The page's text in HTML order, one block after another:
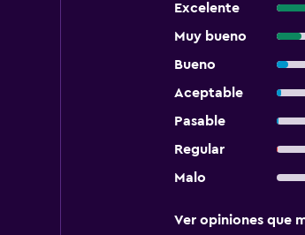
Excelente
Muy bueno
Bueno
Aceptable
Pasable
Regular
Malo
Ver opiniones que